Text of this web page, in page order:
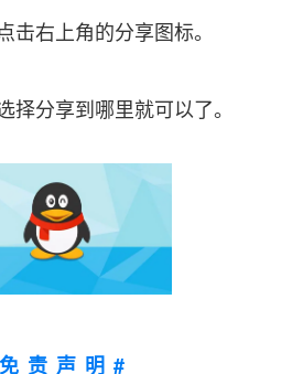
右上角的分享图标。
分享到哪里就可以了。
责声明#